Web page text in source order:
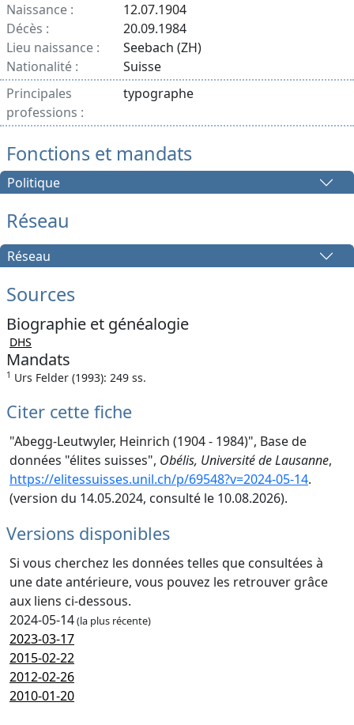
Naissance :
12.07.1904
Décès :
20.09.1984
Lieu naissance :
Seebach (ZH)
Nationalité :
Suisse
Principales
professions :
typographe
Fonctions et mandats
Politique
Réseau
Réseau
Sources
Biographie et généalogie
DHS
Mandats
1 Urs Felder (1993): 249 ss.
Citer cette fiche
"Abegg-Leutwyler, Heinrich (1904 - 1984)", Base de
données "élites suisses", Obélis, Université de Lausanne,
https://elitessuisses.unil.ch/p/69548?v=2024-05-14.
(version du 14.05.2024, consulté le 10.08.2026).
Versions disponibles
Si vous cherchez les données telles que consultées à
une date antérieure, vous pouvez les retrouver grâce
aux liens ci-dessous.
2024-05-14(la plus récente)
2023-03-17
2015-02-22
2012-02-26
2010-01-20